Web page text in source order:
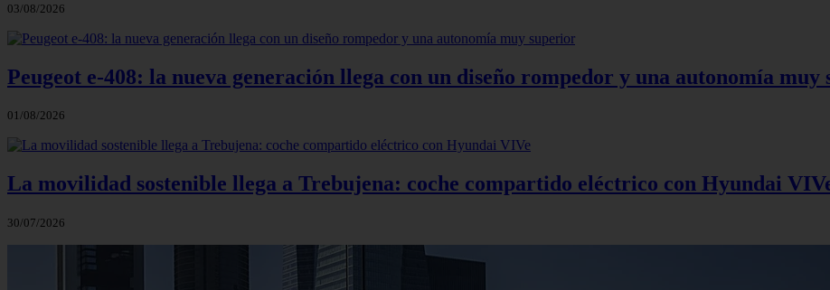
03/08/2026
Peugeot e-408: la nueva generación llega con un diseño rompedor y una autonomía muy
01/08/2026
La movilidad sostenible llega a Trebujena: coche compartido eléctrico con Hyundai
30/07/2026